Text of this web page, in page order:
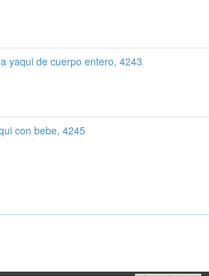
yaqui de cuerpo entero, 4243
con bebe, 4245